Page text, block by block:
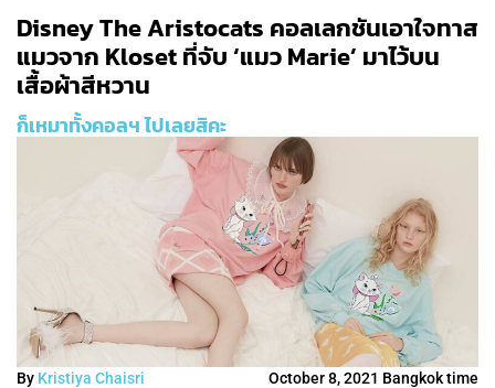
Disney The Aristocats คอลเลกชันเอาใจทาส
แมวจาก Kloset ที่จับ ‘แมว Marie’ มาไว้บน
เสื้อผ้าสีหวาน
ก็เหมาทั้งคอลฯ ไปเลยสิคะ
By Kristiya Chaisri October 8, 2021 Bangkok time